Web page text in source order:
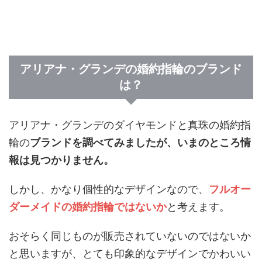
アリアナ・グランデの婚約指輪のブランド
は？
アリアナ・グランデのダイヤモンドと真珠の婚約指
輪のブランドを調べてみましたが、いまのところ情
報は見つかりません。
しかし、かなり個性的なデザインなので、 フルオー
ダーメイドの婚約指輪ではないかと考えます。
おそらく同じものが販売されていないのではないか
と思いますが、とても印象的なデザインでかわいい